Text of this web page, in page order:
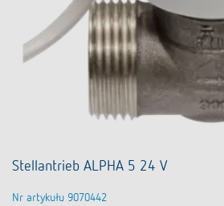
Stellantrieb ALPHA 5 24 V
Nr artykułu 9070442